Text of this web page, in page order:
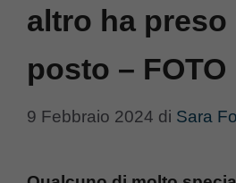
altro ha preso
posto – FOTO
9 Febbraio 2024 di Sara